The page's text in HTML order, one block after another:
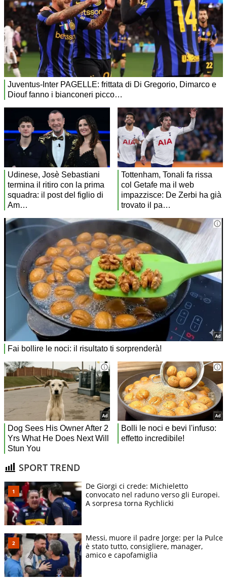
SPORT TREND
De Giorgi ci crede: Michieletto
convocato nel raduno verso gli Europei.
A sorpresa torna Rychlicki
Messi, muore il padre Jorge: per la Pulce
è stato tutto, consigliere, manager,
amico e capofamiglia